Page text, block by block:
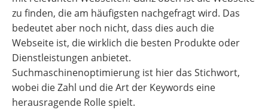
zu finden, die am häufigsten nachgefragt wird. Das
bedeutet aber noch nicht, dass dies auch die
Webseite ist, die wirklich die besten Produkte oder
Dienstleistungen anbietet.
Suchmaschinenoptimierung ist hier das Stichwort,
wobei die Zahl und die Art der Keywords eine
herausragende Rolle spielt.